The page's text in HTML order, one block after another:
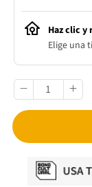
Haz clic y
Elige una